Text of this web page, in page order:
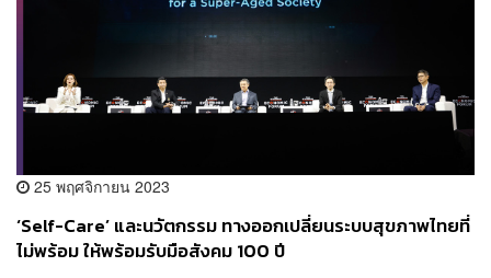
25 พฤศจิกายน 2023
‘Self-Care’ และนวัตกรรม ทางออกเปลี่ยนระบบสุขภาพไทยที่
ไม่พร้อม ให้พร้อมรับมือสังคม 100 ปี